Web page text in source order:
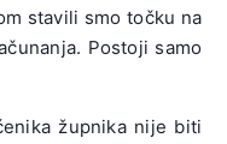
stavili smo točku na
Postoji samo
župnika nije biti